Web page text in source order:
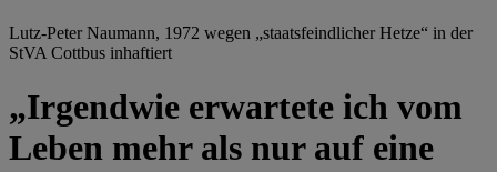
Lutz-Peter Naumann, 1972 wegen „staatsfeindlicher Hetze“ in der
StVA Cottbus inhaftiert
„Irgendwie erwartete ich vom
Leben mehr als nur auf eine